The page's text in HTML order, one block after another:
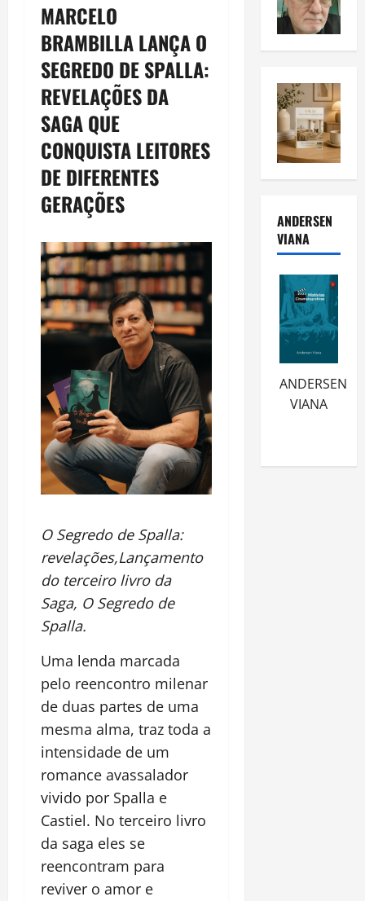
MARCELO
BRAMBILLA LANÇA O
SEGREDO DE SPALLA:
REVELAÇÕES DA
SAGA QUE
CONQUISTA LEITORES
DE DIFERENTES
GERAÇÕES
O Segredo de Spalla:
revelações,Lançamento
do terceiro livro da
Saga, O Segredo de
Spalla.
Uma lenda marcada
pelo reencontro milenar
de duas partes de uma
mesma alma, traz toda a
intensidade de um
romance avassalador
vivido por Spalla e
Castiel. No terceiro livro
da saga eles se
reencontram para
reviver o amor e
ANDERSEN
VIANA
ANDERSEN
VIANA